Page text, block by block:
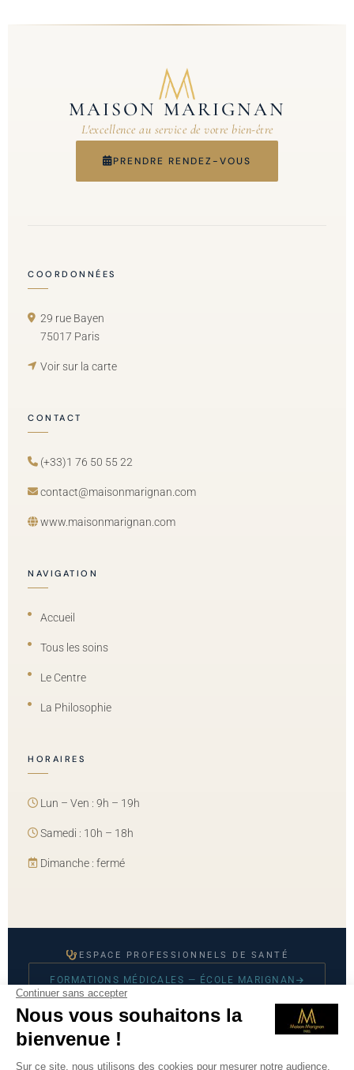
MAISON MARIGNAN
L'excellence au service de votre bien-être
PRENDRE RENDEZ-VOUS
COORDONNÉES
29 rue Bayen
75017 Paris
Voir sur la carte
CONTACT
(+33)1 76 50 55 22
contact@maisonmarignan.com
www.maisonmarignan.com
NAVIGATION
Accueil
Tous les soins
Le Centre
La Philosophie
HORAIRES
Lun – Ven : 9h – 19h
Samedi : 10h – 18h
Dimanche : fermé
ESPACE PROFESSIONNELS DE SANTÉ
FORMATIONS MÉDICALES — ÉCOLE MARIGNAN